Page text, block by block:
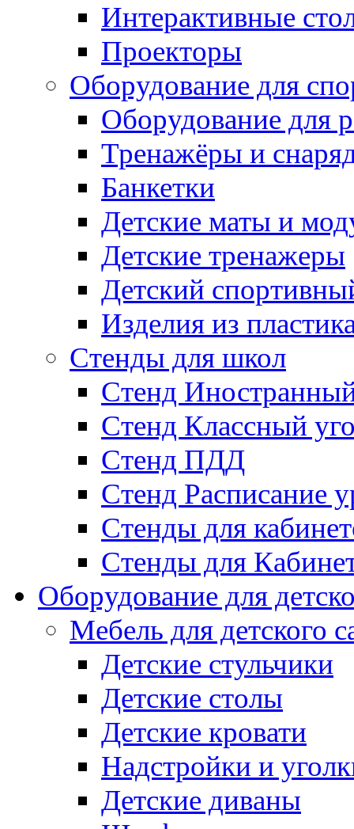
Интерактивные
Проекторы
Оборудование для
Оборудование для
Тренажёры и
Банкетки
Детские маты и
Детские тренажеры
Детский
Изделия из
Стенды для школ
Стенд
Стенд Классный
Стенд ПДД
Стенд Расписание
Стенды для
Стенды для
Оборудование для
Мебель для детского
Детские стульчики
Детские столы
Детские кровати
Надстройки и
Детские диваны